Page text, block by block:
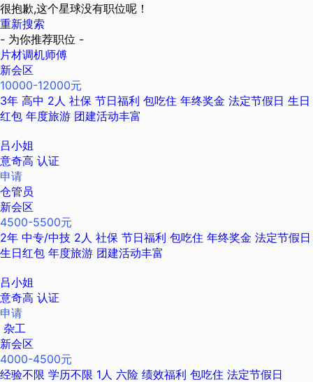
很抱歉,这个星球没有职位呢！
重新搜索
- 为你推荐职位 -
片材调机师傅
新会区
10000-12000元
3年 高中 2人 社保 节日福利 包吃住 年终奖金 法定节假日 生日
红包 年度旅游 团建活动丰富
吕小姐
意奇高 认证
申请
仓管员
新会区
4500-5500元
2年 中专/中技 2人 社保 节日福利 包吃住 年终奖金 法定节假日
生日红包 年度旅游 团建活动丰富
吕小姐
意奇高 认证
申请
杂工
新会区
4000-4500元
经验不限 学历不限 1人 六险 绩效福利 包吃住 法定节假日